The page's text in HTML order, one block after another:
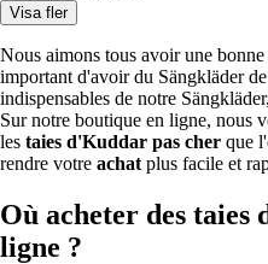
Visa fler
Nous aimons tous avoir une
important d'avoir du Sängkläder
indispensables de notre
Sur notre boutique en ligne, nous
les taies d'Kuddar pas cher que
rendre votre achat plus facile et
Où acheter des taies
ligne ?